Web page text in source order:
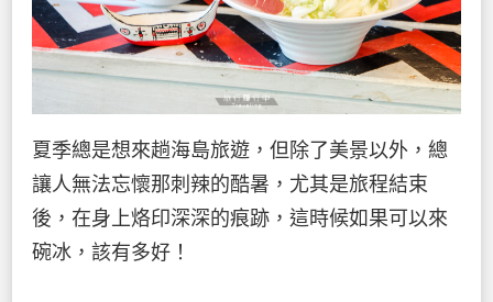
夏季總是想來趟海島旅遊，但除了美景以外，總
讓人無法忘懷那刺辣的酷暑，尤其是旅程結束
後，在身上烙印深深的痕跡，這時候如果可以來
碗冰，該有多好！